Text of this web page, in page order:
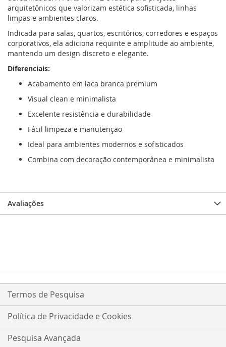
arquitetônicos que valorizam estética sofisticada, linhas
limpas e ambientes claros.
Indicada para salas, quartos, escritórios, corredores e espaços
corporativos, ela adiciona requinte e amplitude ao ambiente,
mantendo um design discreto e elegante.
Diferenciais:
Acabamento em laca branca premium
Visual clean e minimalista
Excelente resistência e durabilidade
Fácil limpeza e manutenção
Ideal para ambientes modernos e sofisticados
Combina com decoração contemporânea e minimalista
Avaliações
Termos de Pesquisa
Política de Privacidade e Cookies
Pesquisa Avançada